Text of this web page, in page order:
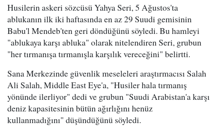
Husilerin askeri sözcüsü Yahya Seri, 5 Ağustos'ta
ablukanın ilk iki haftasında en az 29 Suudi gemisinin
Babu'l Mendeb'ten geri döndüğünü söyledi. Bu hamleyi
"ablukaya karşı abluka" olarak nitelendiren Seri, grubun
"her tırmanışa tırmanışla karşılık vereceğini" belirtti.
Sana Merkezinde güvenlik meseleleri araştırmacısı Salah
Ali Salah, Middle East Eye'a, "Husiler hala tırmanış
yönünde ilerliyor" dedi ve grubun "Suudi Arabistan'a karşı
deniz kapasitesinin bütün ağırlığını henüz
kullanmadığını" düşündüğünü söyledi.